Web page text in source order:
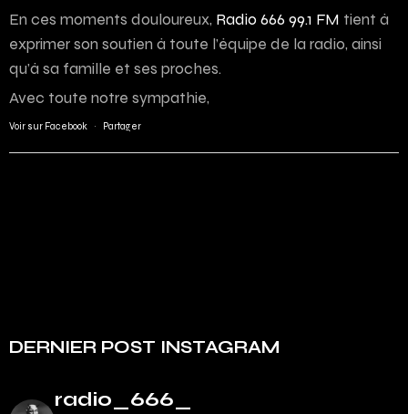
En ces moments douloureux, Radio 666 99.1 FM tient à
exprimer son soutien à toute l’équipe de la radio, ainsi
qu’à sa famille et ses proches.
Avec toute notre sympathie,
Voir sur Facebook · Partager
DERNIER POST INSTAGRAM
radio_666_